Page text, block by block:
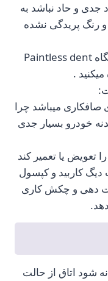
جدی و حاد نباشد به
رنگ پریدگی نشده
صافکار از یکی از وسایل مانند دستگاه Paintless dent
میباشد چرا
خودرو بسیار جدی
تعویض یا تعمیر کند
کاربید و کپسول
دهی و چکش کاری
شود اتاق از حالت